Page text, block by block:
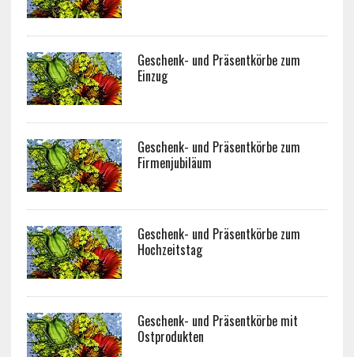
Geschenk- und Präsentkörbe zum
Einzug
Geschenk- und Präsentkörbe zum
Firmenjubiläum
Geschenk- und Präsentkörbe zum
Hochzeitstag
Geschenk- und Präsentkörbe mit
Ostprodukten